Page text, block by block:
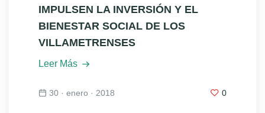
IMPULSEN LA INVERSIÓN Y EL
BIENESTAR SOCIAL DE LOS
VILLAMETRENSES
Leer Más
30 · enero · 2018 0